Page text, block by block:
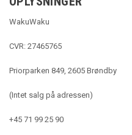
WakuWaku
CVR: 27465765
Priorparken 849, 2605 Brøndby
(Intet salg på adressen)
+45 71 99 25 90